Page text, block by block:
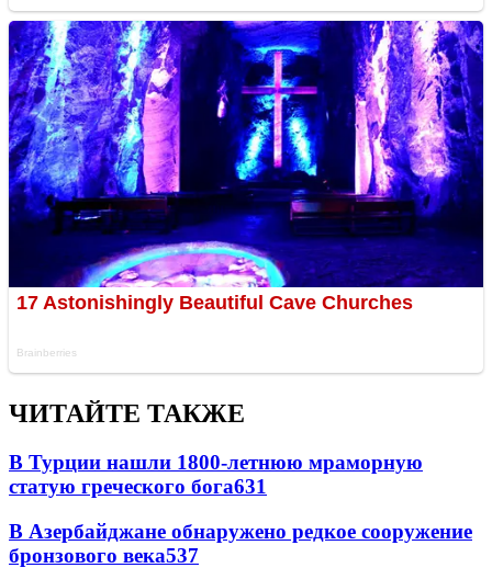
ЧИТАЙТЕ ТАКЖЕ
В Турции нашли 1800-летнюю мраморную
статую греческого бога631
В Азербайджане обнаружено редкое сооружение
бронзового века537